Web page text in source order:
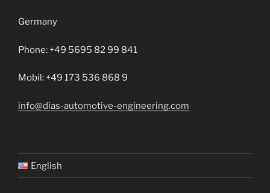
Germany
Phone: +49 5695 82 99 841
Mobil: +49 173 536 868 9
info@dias-automotive-engineering.com
English